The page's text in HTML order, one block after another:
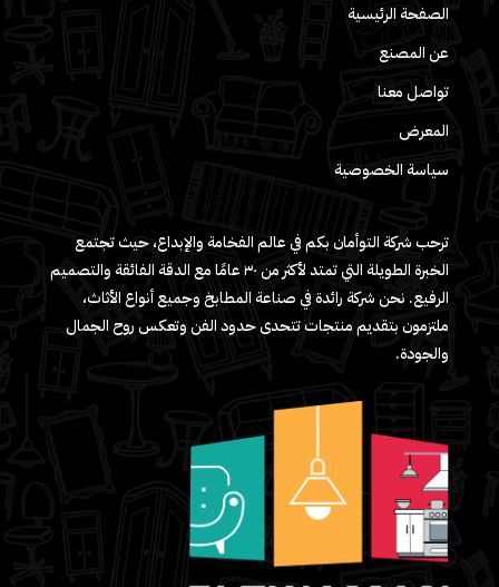
الصفحة الرئيسية
عن المصنع
تواصل معنا
المعرض
سياسة الخصوصية
ترحب شركة التوأمان بكم في عالم الفخامة والإبداع، حيث تجتمع
الخبرة الطويلة التي تمتد لأكثر من ٣٠ عامًا مع الدقة الفائقة والتصميم
الرفيع. نحن شركة رائدة في صناعة المطابخ وجميع أنواع الأثاث،
ملتزمون بتقديم منتجات تتحدى حدود الفن وتعكس روح الجمال
والجودة.